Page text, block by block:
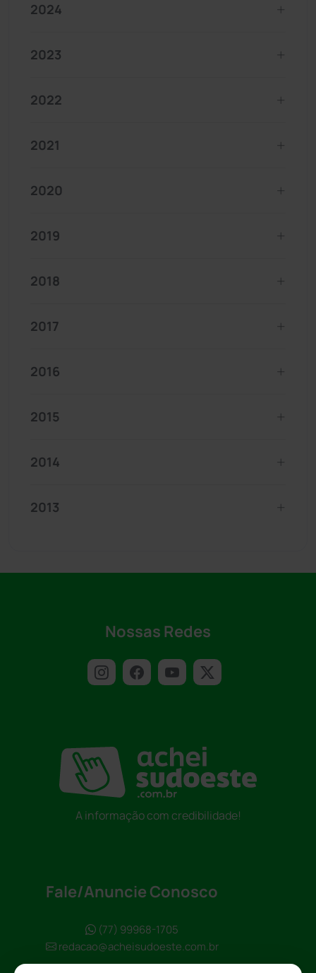
2024
2023
2022
2021
2020
2019
2018
2017
2016
2015
2014
2013
Nossas Redes
A informação com credibilidade!
Fale/Anuncie Conosco
(77) 99968-1705
redacao@acheisudoeste.com.br